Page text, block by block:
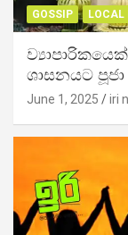
GOSSIP LOCAL
ශාසනයට
June 1, 2025 iri